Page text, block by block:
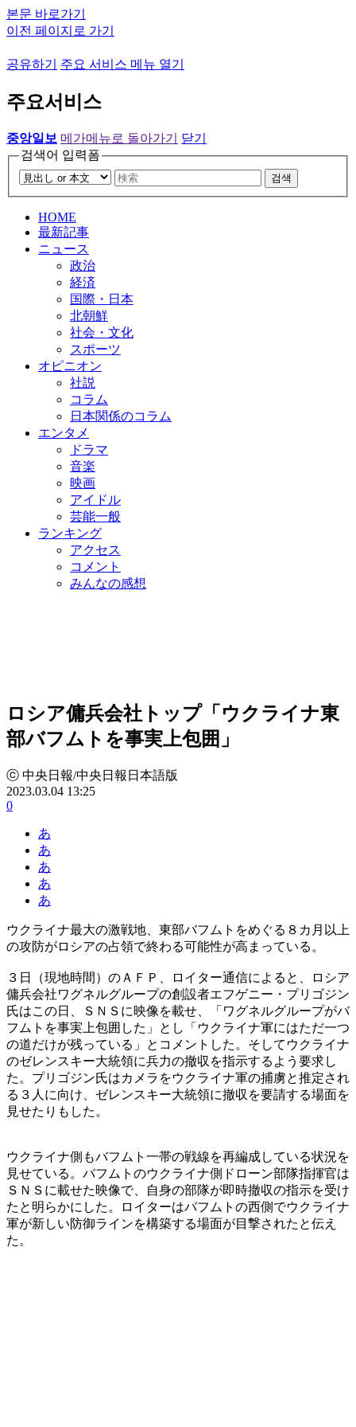
본문 바로가기
이전 페이지로 가기
공유하기 주요 서비스 메뉴 열기
주요서비스
중앙일보 메가메뉴로 돌아가기
닫기
검색어 입력폼
검색
HOME
最新記事
ニュース
政治
経済
国際・日本
北朝鮮
社会・文化
スポーツ
オピニオン
社説
コラム
日本関係のコラム
エンタメ
ドラマ
音楽
映画
アイドル
芸能一般
ランキング
アクセス
コメント
みんなの感想
ロシア傭兵会社トップ「ウクライナ東
部バフムトを事実上包囲」
ⓒ 中央日報/中央日報日本語版
2023.03.04 13:25
0
あ
あ
あ
あ
あ
ウクライナ最大の激戦地、東部バフムトをめぐる８カ月以上
の攻防がロシアの占領で終わる可能性が高まっている。
３日（現地時間）のＡＦＰ、ロイター通信によると、ロシア
傭兵会社ワグネルグループの創設者エフゲニー・プリゴジン
氏はこの日、ＳＮＳに映像を載せ、「ワグネルグループがバ
フムトを事実上包囲した」とし「ウクライナ軍にはただ一つ
の道だけが残っている」とコメントした。そしてウクライナ
のゼレンスキー大統領に兵力の撤収を指示するよう要求し
た。プリゴジン氏はカメラをウクライナ軍の捕虜と推定され
る３人に向け、ゼレンスキー大統領に撤収を要請する場面を
見せたりもした。
ウクライナ側もバフムト一帯の戦線を再編成している状況を
見せている。バフムトのウクライナ側ドローン部隊指揮官は
ＳＮＳに載せた映像で、自身の部隊が即時撤収の指示を受け
たと明らかにした。ロイターはバフムトの西側でウクライナ
軍が新しい防御ラインを構築する場面が目撃されたと伝え
た。